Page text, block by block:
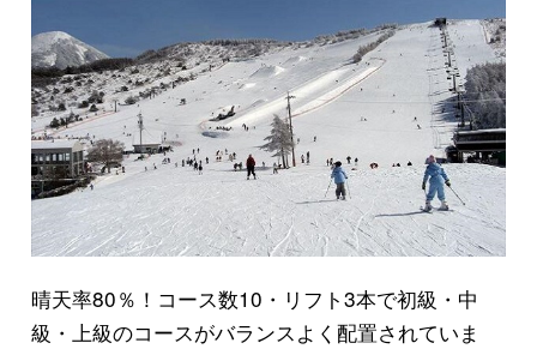
晴天率80％！コース数10・リフト3本で初級・中
級・上級のコースがバランスよく配置されていま